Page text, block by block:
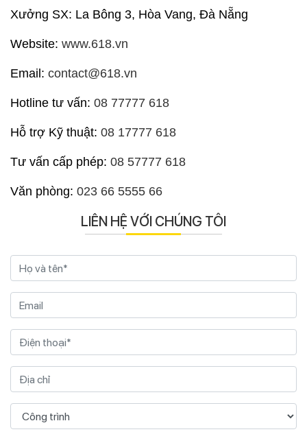
Xưởng SX: La Bông 3, Hòa Vang, Đà Nẵng
Website: www.618.vn
Email: contact@618.vn
Hotline tư vấn: 08 77777 618
Hỗ trợ Kỹ thuật: 08 17777 618
Tư vấn cấp phép: 08 57777 618
Văn phòng: 023 66 5555 66
LIÊN HỆ VỚI CHÚNG TÔI